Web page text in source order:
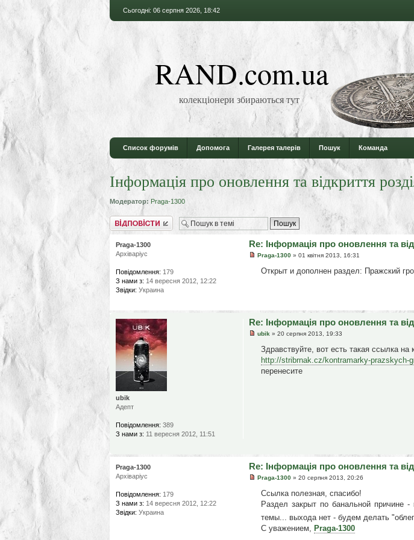
Сьогодні: 06 серпня 2026, 18:42
RAND.com.ua
колекціонери збираються тут
Список форумів Допомога Галерея талерів Пошук Команда
Інформація про оновлення та відкриття
Модератор: Praga-1300
Відповісти
Re: Інформація про оновлення та
Praga-1300» 01 квітня 2013, 16:31
Открыт и дополнен раздел: Пражский
Praga-1300
Архіваріус
Повідомлення: 179
З нами з: 14 вересня 2012, 12:22
Звідки: Украина
Re: Інформація про оновлення та
ubik » 20 серпня 2013, 19:33
Здравствуйте, вот есть такая ссылка на
http://stribrnak.cz/kontramarky-prazskych-
перенесите
ubik
Адепт
Повідомлення: 389
З нами з: 11 вересня 2012, 11:51
Re: Інформація про оновлення та
Praga-1300» 20 серпня 2013, 20:26
Ссылка полезная, спасибо!
Раздел закрыт по банальной причине
темы... выхода нет - будем делать
С уважением, Praga-1300
Praga-1300
Архіваріус
Повідомлення: 179
З нами з: 14 вересня 2012, 12:22
Звідки: Украина